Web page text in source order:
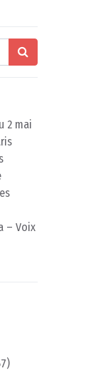
2 mai
– Voix